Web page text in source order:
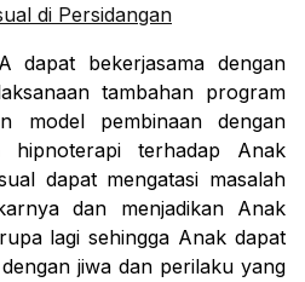
di Persidangan
dapat bekerjasama dengan
tambahan program
model pembinaan dengan
hipnoterapi terhadap Anak
dapat mengatasi masalah
dan menjadikan Anak
lagi sehingga Anak dapat
jiwa dan perilaku yang